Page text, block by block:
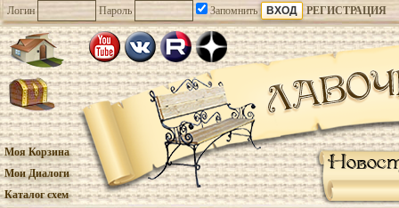
Логин Пароль Запомнить РЕГИСТРАЦИЯ
Моя Корзина
Мои Диалоги
Каталог схем